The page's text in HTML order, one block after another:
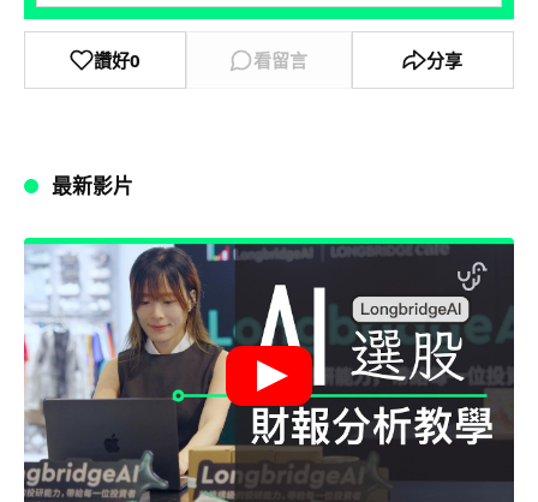
讚好0 看留言 分享
最新影片